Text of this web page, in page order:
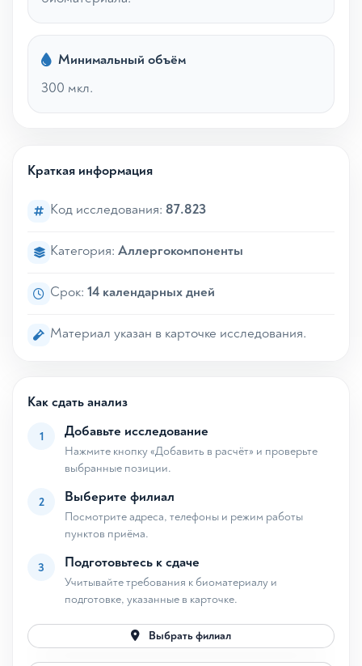
Минимальный объём
300 мкл.
Краткая информация
Код исследования: 87.823
Категория: Аллергокомпоненты
Срок: 14 календарных дней
Материал указан в карточке исследования.
Как сдать анализ
1 Добавьте исследование
Нажмите кнопку «Добавить в расчёт» и проверьте
выбранные позиции.
2 Выберите филиал
Посмотрите адреса, телефоны и режим работы
пунктов приёма.
3 Подготовьтесь к сдаче
Учитывайте требования к биоматериалу и
подготовке, указанные в карточке.
Выбрать филиал